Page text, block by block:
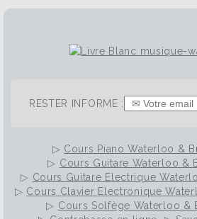
RESTER INFORME :
▷ Cours Piano Waterloo &
▷ Cours Guitare Waterloo &
▷ Cours Guitare Electrique
▷ Cours Clavier Electronique
▷ Cours Solfège Waterloo &